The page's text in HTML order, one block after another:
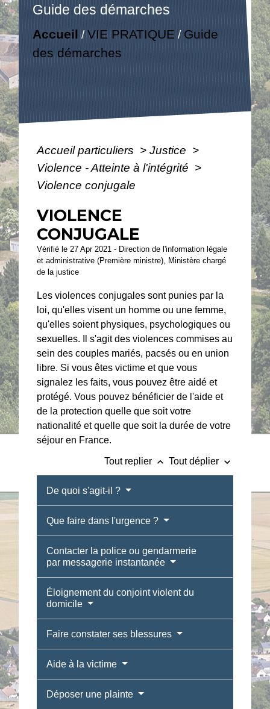
Guide des démarches
Accueil /VIE PRATIQUE / Guide
des démarches
Accueil particuliers > Justice >
Violence - Atteinte à l'intégrité >
Violence conjugale
VIOLENCE
CONJUGALE
Vérifié le 27 Apr 2021 - Direction de l'information légale
et administrative (Première ministre), Ministère chargé
de la justice
Les violences conjugales sont punies par la
loi, qu'elles visent un homme ou une femme,
qu'elles soient physiques, psychologiques ou
sexuelles. Il s'agit des violences commises au
sein des couples mariés, pacsés ou en union
libre. Si vous êtes victime et que vous
signalez les faits, vous pouvez être aidé et
protégé. Vous pouvez bénéficier de l'aide et
de la protection quelle que soit votre
nationalité et quelle que soit la durée de votre
séjour en France.
Tout replier keyboard_arrow_up Tout déplier keyboard_arrow_down
De quoi s'agit-il ?
Que faire dans l'urgence ?
Contacter la police ou gendarmerie
par messagerie instantanée
Éloignement du conjoint violent du
domicile
Faire constater ses blessures
Aide à la victime
Déposer une plainte